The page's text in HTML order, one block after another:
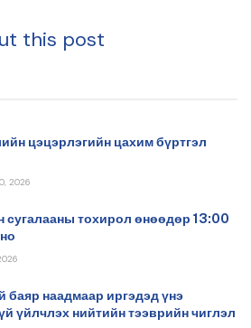
this post
цэцэрлэгийн цахим бүртгэл
2026
тохирол өнөөдөр 13:00
баяр наадмаар иргэдэд үнэ
үйлчлэх нийтийн тээврийн чиглэл